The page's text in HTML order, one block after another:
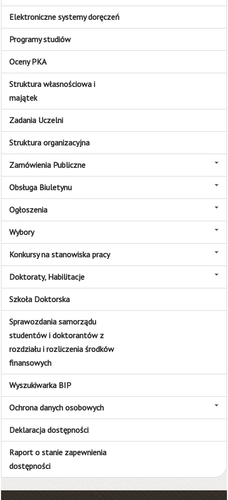
Elektroniczne systemy doręczeń
Programy studiów
Oceny PKA
Struktura własnościowa i
majątek
Zadania Uczelni
Struktura organizacyjna
Zamówienia Publiczne
Obsługa Biuletynu
Ogłoszenia
Wybory
Konkursy na stanowiska pracy
Doktoraty, Habilitacje
Szkoła Doktorska
Sprawozdania samorządu
studentów i doktorantów z
rozdziału i rozliczenia środków
finansowych
Wyszukiwarka BIP
Ochrona danych osobowych
Deklaracja dostępności
Raport o stanie zapewnienia
dostępności